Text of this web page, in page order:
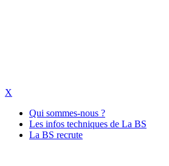
X
Qui sommes-nous ?
Les infos techniques de La BS
La BS recrute